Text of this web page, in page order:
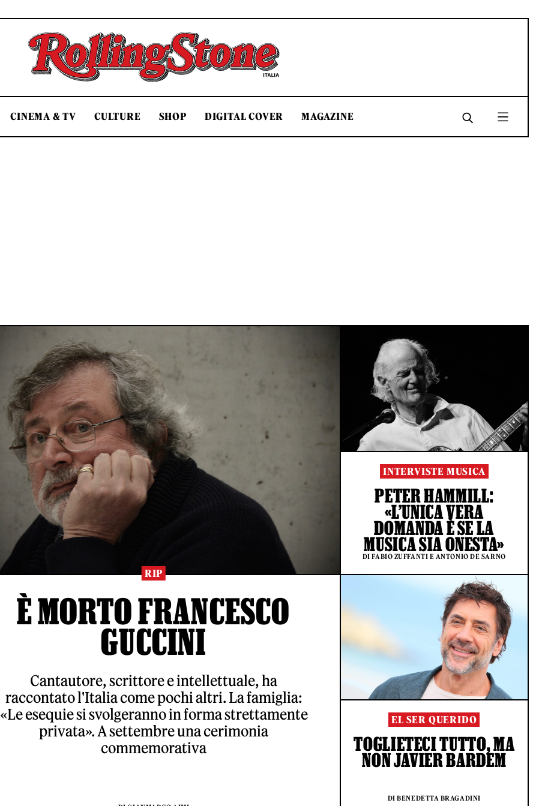
Rolling Stone Italia
CINEMA & TV CULTURE SHOP DIGITAL COVER MAGAZINE
RIP
È MORTO FRANCESCO
GUCCINI
Cantautore, scrittore e intellettuale, ha
raccontato l'Italia come pochi altri. La famiglia:
«Le esequie si svolgeranno in forma strettamente
privata». A settembre una cerimonia
commemorativa
INTERVISTE MUSICA
PETER HAMMILL:
«L’UNICA VERA
DOMANDA È SE LA
MUSICA SIA ONESTA»
DI FABIO ZUFFANTI E ANTONIO DE SARNO
EL SER QUERIDO
TOGLIETECI TUTTO, MA
NON JAVIER BARDEM
DI BENEDETTA BRAGADINI